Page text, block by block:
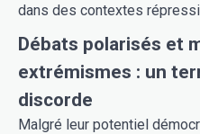
dans des contextes
Débats polarisés et
extrémismes : un
discorde
Malgré leur potentiel